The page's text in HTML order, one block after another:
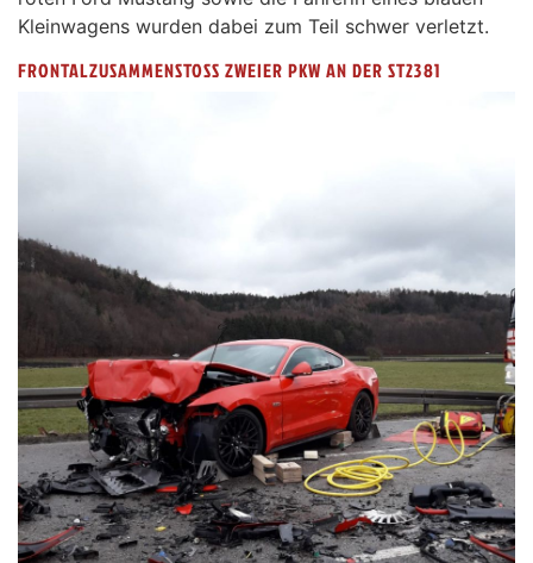
Kleinwagens wurden dabei zum Teil schwer verletzt.
FRONTALZUSAMMENSTOSS ZWEIER PKW AN DER ST2381